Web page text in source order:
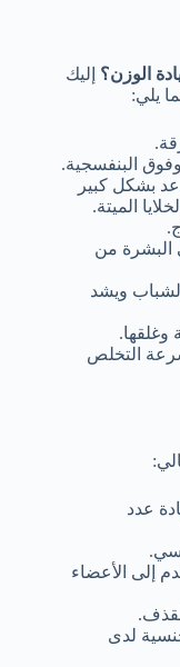
الوزن؟ إليك
يلي:
البنفسجية.
بشكل كبير
الميتة.
البشرة من
ويشد
التخلص
عدد
إلى الأعضاء
لدى